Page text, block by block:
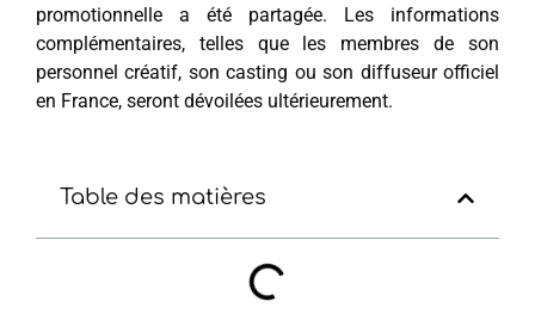
promotionnelle a été partagée. Les informations
complémentaires, telles que les membres de son
personnel créatif, son casting ou son diffuseur officiel
en France, seront dévoilées ultérieurement.
Table des matières